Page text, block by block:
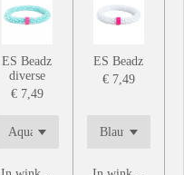
ES Beadz
diverse
€ 7,49
ES Beadz
€ 7,49